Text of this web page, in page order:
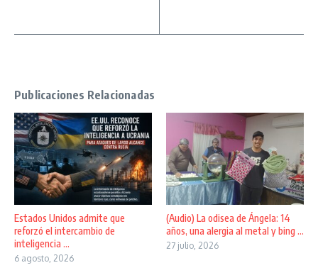
Publicaciones Relacionadas
Estados Unidos admite que
reforzó el intercambio de
inteligencia ...
6 agosto, 2026
(Audio) La odisea de Ángela: 14
años, una alergia al metal y bing ...
27 julio, 2026